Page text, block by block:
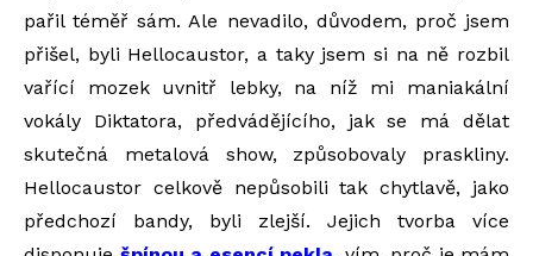
pařil téměř sám. Ale nevadilo, důvodem, proč jsem
přišel, byli Hellocaustor, a taky jsem si na ně rozbil
vařící mozek uvnitř lebky, na níž mi maniakální
vokály Diktatora, předvádějícího, jak se má dělat
skutečná metalová show, způsobovaly praskliny.
Hellocaustor celkově nepůsobili tak chytlavě, jako
předchozí bandy, byli zlejší. Jejich tvorba více